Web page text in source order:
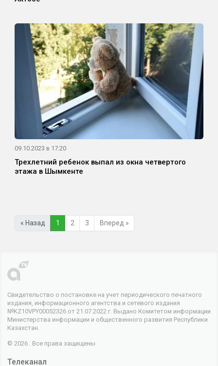
09.10.2023 в 17:20
Трехлетний ребенок выпал из окна четвертого
этажа в Шымкенте
« Назад 1 2 3 Вперед »
Свидетельство о постановке на учет периодического печатного
издания, информационного агентства и сетевого издания
№KZ10VPY00052326 от 21.07.2022 г. Выдано Комитетом информации
Министерства информации и общественного развития Республики
Казахстан.
© 2026 . Все права защищены
Телеканал